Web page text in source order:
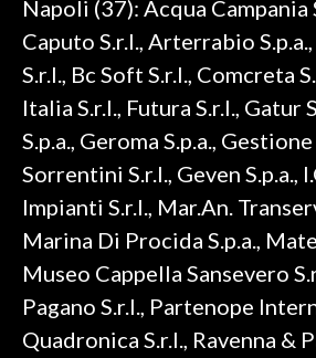
Napoli (37): Acqua Campania
Caputo S.r.l., Arterrabio
S.r.l., Bc Soft S.r.l., Comcreta
Italia S.r.l., Futura S.r.l., Gatur
S.p.a., Geroma S.p.a.,
Sorrentini S.r.l., Geven S.p.a.,
Impianti S.r.l., Mar.An.
Marina Di Procida S.p.a.,
Museo Cappella Sansevero
Pagano S.r.l., Partenope
Quadronica S.r.l., Ravenna &